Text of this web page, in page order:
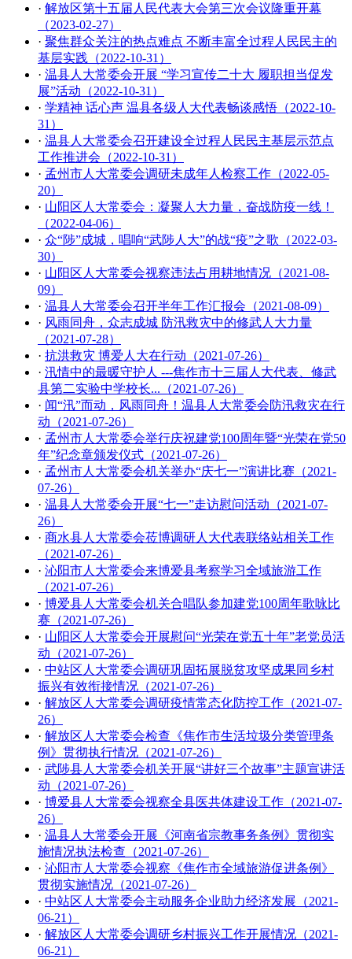
· 解放区第十五届人民代表大会第三次会议隆重开幕
（2023-02-27）
· 聚焦群众关注的热点难点 不断丰富全过程人民民主的
基层实践（2022-10-31）
· 温县人大常委会开展 “学习宣传二十大 履职担当促发
展”活动（2022-10-31）
· 学精神 话心声 温县各级人大代表畅谈感悟（2022-10-
31）
· 温县人大常委会召开建设全过程人民民主基层示范点
工作推进会（2022-10-31）
· 孟州市人大常委会调研未成年人检察工作（2022-05-
20）
· 山阳区人大常委会：凝聚人大力量，奋战防疫一线！
（2022-04-06）
· 众“陟”成城，唱响“武陟人大”的战“疫”之歌（2022-03-
30）
· 山阳区人大常委会视察违法占用耕地情况（2021-08-
09）
· 温县人大常委会召开半年工作汇报会（2021-08-09）
· 风雨同舟，众志成城 防汛救灾中的修武人大力量
（2021-07-28）
· 抗洪救灾 博爱人大在行动（2021-07-26）
· 汛情中的最暖守护人 ---焦作市十三届人大代表、修武
县第二实验中学校长...（2021-07-26）
· 闻“汛”而动，风雨同舟！温县人大常委会防汛救灾在行
动（2021-07-26）
· 孟州市人大常委会举行庆祝建党100周年暨“光荣在党50
年”纪念章颁发仪式（2021-07-26）
· 孟州市人大常委会机关举办“庆七一”演讲比赛（2021-
07-26）
· 温县人大常委会开展“七一”走访慰问活动（2021-07-
26）
· 商水县人大常委会莅博调研人大代表联络站相关工作
（2021-07-26）
· 沁阳市人大常委会来博爱县考察学习全域旅游工作
（2021-07-26）
· 博爱县人大常委会机关合唱队参加建党100周年歌咏比
赛（2021-07-26）
· 山阳区人大常委会开展慰问“光荣在党五十年”老党员活
动（2021-07-26）
· 中站区人大常委会调研巩固拓展脱贫攻坚成果同乡村
振兴有效衔接情况（2021-07-26）
· 解放区人大常委会调研疫情常态化防控工作（2021-07-
26）
· 解放区人大常委会检查《焦作市生活垃圾分类管理条
例》贯彻执行情况（2021-07-26）
· 武陟县人大常委会机关开展“讲好三个故事”主题宣讲活
动（2021-07-26）
· 博爱县人大常委会视察全县医共体建设工作（2021-07-
26）
· 温县人大常委会开展《河南省宗教事务条例》贯彻实
施情况执法检查（2021-07-26）
· 沁阳市人大常委会视察《焦作市全域旅游促进条例》
贯彻实施情况（2021-07-26）
· 中站区人大常委会主动服务企业助力经济发展（2021-
06-21）
· 解放区人大常委会调研乡村振兴工作开展情况（2021-
06-21）